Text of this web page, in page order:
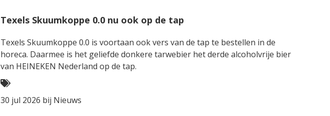
Texels Skuumkoppe 0.0 nu ook op de tap
Texels Skuumkoppe 0.0 is voortaan ook vers van de tap te bestellen in de
horeca. Daarmee is het geliefde donkere tarwebier het derde alcoholvrije bier
van HEINEKEN Nederland op de tap.
30 jul 2026 bij Nieuws